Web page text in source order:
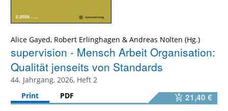
Alice Gayed, Robert Erlinghagen & Andreas Nolten
supervision - Mensch Arbeit Organisation:
Qualität jenseits von Standards
44. Jahrgang, 2026, Heft 2
Print
PDF 21,40 €